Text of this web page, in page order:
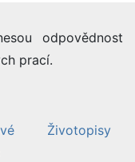
odpovědnost
prací.
Životopisy